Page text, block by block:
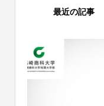
最近の記事